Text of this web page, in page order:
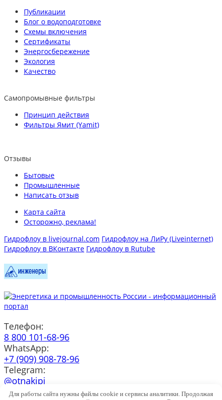
Публикации
Блог о водоподготовке
Схемы включения
Сертификаты
Энергосбережение
Экология
Качество
Самопромывные фильтры
Принцип действия
Фильтры Ямит (Yamit)
Отзывы
Бытовые
Промышленные
Написать отзыв
Карта сайта
Осторожно, реклама!
Гидрофлоу в livejournal.com Гидрофлоу на ЛиРу (Liveinternet)
Гидрофлоу в ВКонтакте Гидрофлоу в Rutube
Телефон:
8 800 101-68-96
WhatsApp:
+7 (909) 908-78-96
Telegram:
@otnakipi
e-mail:
Для работы сайта нужны файлы cookie и сервисы аналитики. Продолжая